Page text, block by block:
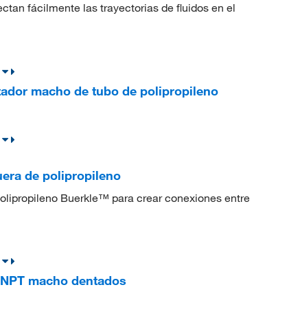
fácilmente las trayectorias de fluidos en el
macho de tubo de polipropileno
de polipropileno
Buerkle™ para crear conexiones entre
macho dentados